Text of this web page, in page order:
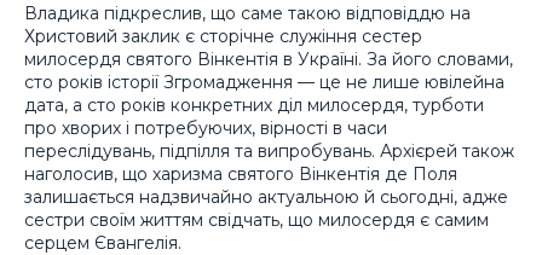
Владика підкреслив, що саме такою відповіддю на
Христовий заклик є сторічне служіння сестер
милосердя святого Вінкентія в Україні. За його словами,
сто років історії Згромадження — це не лише ювілейна
дата, а сто років конкретних діл милосердя, турботи
про хворих і потребуючих, вірності в часи
переслідувань, підпілля та випробувань. Архієрей також
наголосив, що харизма святого Вінкентія де Поля
залишається надзвичайно актуальною й сьогодні, адже
сестри своїм життям свідчать, що милосердя є самим
серцем Євангелія.